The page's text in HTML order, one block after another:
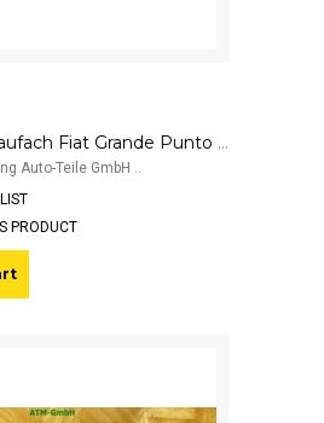
Ablagefach Staufach Fiat Grande Punto 3 199 735383316 ST4137/1
Auto-Teile GmbH ..
PRODUCT